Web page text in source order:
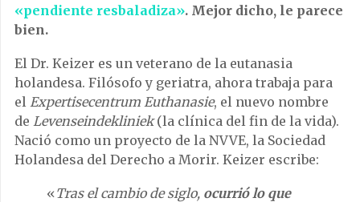
«pendiente resbaladiza». Mejor dicho, le parece
bien.
El Dr. Keizer es un veterano de la eutanasia
holandesa. Filósofo y geriatra, ahora trabaja para
el Expertisecentrum Euthanasie, el nuevo nombre
de Levenseindekliniek(la clínica del fin de la vida).
Nació como un proyecto de la NVVE, la Sociedad
Holandesa del Derecho a Morir. Keizer escribe:
«Tras el cambio de siglo, ocurrió lo que